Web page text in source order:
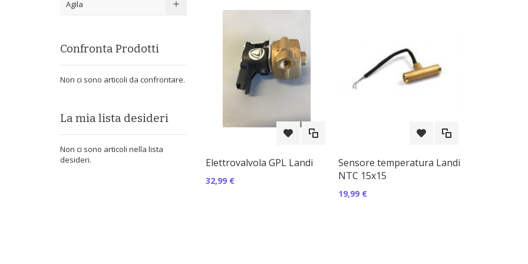
Elettrovalvola GPL Landi
32,99 €
Sensore temperatura Landi
NTC 15x15
19,99 €
Agila
Confronta Prodotti
Non ci sono articoli da confrontare.
La mia lista desideri
Non ci sono articoli nella lista
desideri.